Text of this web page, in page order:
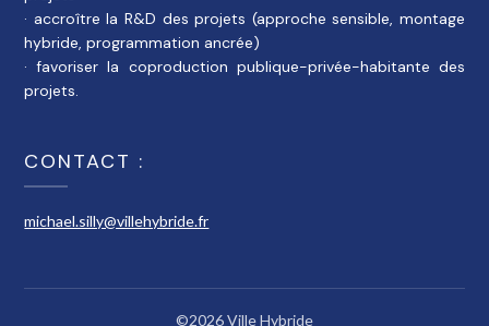
· accroître la R&D des projets (approche sensible, montage
hybride, programmation ancrée)
· favoriser la coproduction publique-privée-habitante des
projets.
CONTACT :
michael.silly@villehybride.fr
©2026 Ville Hybride